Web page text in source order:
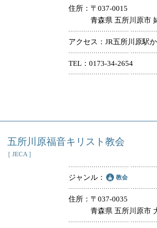
住所
〒037-0015
青森県 五所川原市
アクセス JR五所川原駅
TEL 0173-34-2654
五所川原福音キリスト教会
［ JECA ］
ジャンル 教会
住所
〒037-0035
青森県 五所川原市